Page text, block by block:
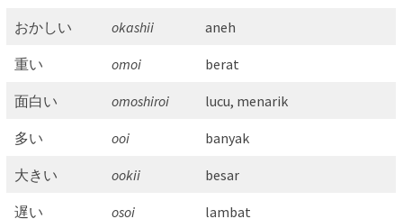
おかしい okashii aneh
重い omoi berat
面白い omoshiroi lucu, menarik
多い ooi banyak
大きい ookii besar
遅い osoi lambat